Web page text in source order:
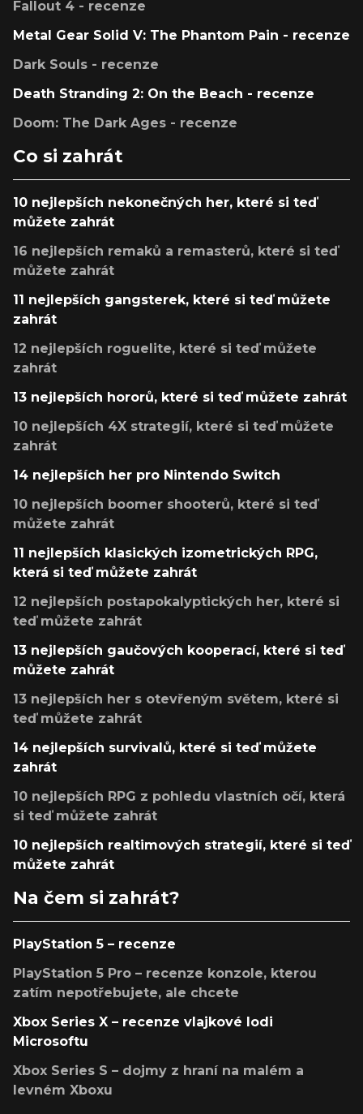
Fallout 4 - recenze
Metal Gear Solid V: The Phantom Pain - recenze
Dark Souls - recenze
Death Stranding 2: On the Beach - recenze
Doom: The Dark Ages - recenze
Co si zahrát
10 nejlepších nekonečných her, které si teď
můžete zahrát
16 nejlepších remaků a remasterů, které si teď
můžete zahrát
11 nejlepších gangsterek, které si teď můžete
zahrát
12 nejlepších roguelite, které si teď můžete
zahrát
13 nejlepších hororů, které si teď můžete zahrát
10 nejlepších 4X strategií, které si teď můžete
zahrát
14 nejlepších her pro Nintendo Switch
10 nejlepších boomer shooterů, které si teď
můžete zahrát
11 nejlepších klasických izometrických RPG,
která si teď můžete zahrát
12 nejlepších postapokalyptických her, které si
teď můžete zahrát
13 nejlepších gaučových kooperací, které si teď
můžete zahrát
13 nejlepších her s otevřeným světem, které si
teď můžete zahrát
14 nejlepších survivalů, které si teď můžete
zahrát
10 nejlepších RPG z pohledu vlastních očí, která
si teď můžete zahrát
10 nejlepších realtimových strategií, které si teď
můžete zahrát
Na čem si zahrát?
PlayStation 5 – recenze
PlayStation 5 Pro – recenze konzole, kterou
zatím nepotřebujete, ale chcete
Xbox Series X – recenze vlajkové lodi
Microsoftu
Xbox Series S – dojmy z hraní na malém a
levném Xboxu